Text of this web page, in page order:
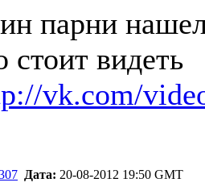
парни
стоит видеть
vk.com/
Дата: 20-08-2012 19:50 GMT